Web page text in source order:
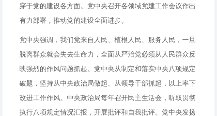
穿于党的建设各方面。党中央召开各领域党建工作会议作出
有力部署，推动党的建设全面进步。
党中央强调，我们党来自人民、植根人民、服务人民，一旦
脱离群众就会失去生命力，全面从严治党必须从人民群众反
映强烈的作风问题抓起。党中央从制定和落实中央八项规定
破题，坚持从中央政治局做起、从领导干部抓起，以上率下
改进工作作风。中央政治局每年召开民主生活会，听取贯彻
执行八项规定情况汇报，开展批评和自我批评。党中央发扬